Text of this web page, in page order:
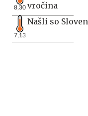
8,30 vročina
7,13
Našli so